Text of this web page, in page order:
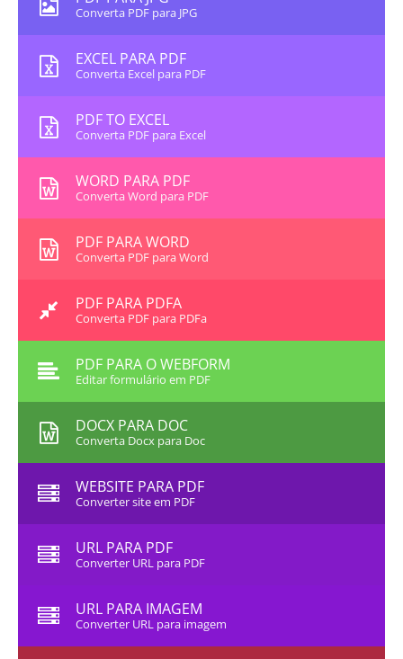
Converta PDF para JPG
EXCEL PARA PDF
Converta Excel para PDF
PDF TO EXCEL
Converta PDF para Excel
WORD PARA PDF
Converta Word para PDF
PDF PARA WORD
Converta PDF para Word
PDF PARA PDFA
Converta PDF para PDFa
PDF PARA O WEBFORM
Editar formulário em PDF
DOCX PARA DOC
Converta Docx para Doc
WEBSITE PARA PDF
Converter site em PDF
URL PARA PDF
Converter URL para PDF
URL PARA IMAGEM
Converter URL para imagem